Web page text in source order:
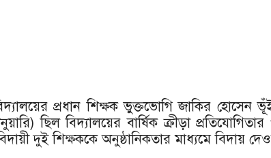
প্রধান শিক্ষক ভুক্তভোগি জাকির হোসেন
ছিল বিদ্যালয়ের বার্ষিক ক্রীড়া
দুই শিক্ষককে অনুষ্ঠানিকতার মাধ্যমে বিদায়